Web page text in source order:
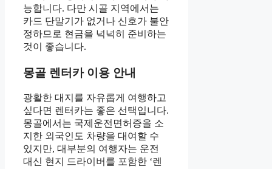
능합니다. 다만 시골 지역에서는
카드 단말기가 없거나 신호가 불안
정하므로 현금을 넉넉히 준비하는
것이 좋습니다.
몽골 렌터카 이용 안내
광활한 대지를 자유롭게 여행하고
싶다면 렌터카는 좋은 선택입니다.
몽골에서는 국제운전면허증을 소
지한 외국인도 차량을 대여할 수
있지만, 대부분의 여행자는 운전
대신 현지 드라이버를 포함한 ‘렌